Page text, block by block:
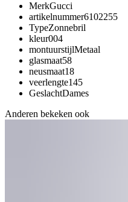
MerkGucci
artikelnummer6102255
TypeZonnebril
kleur004
montuurstijlMetaal
glasmaat58
neusmaat18
veerlengte145
GeslachtDames
Anderen bekeken ook